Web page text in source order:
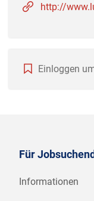
http://
Einloggen
Für
Informationen